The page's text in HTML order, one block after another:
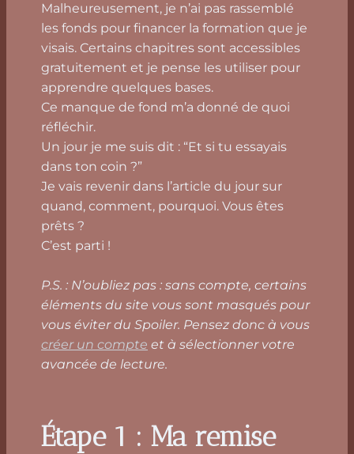
Malheureusement, je n’ai pas rassemblé
les fonds pour financer la formation que je
visais. Certains chapitres sont accessibles
gratuitement et je pense les utiliser pour
apprendre quelques bases.
Ce manque de fond m’a donné de quoi
réfléchir.
Un jour je me suis dit : “Et si tu essayais
dans ton coin ?”
Je vais revenir dans l’article du jour sur
quand, comment, pourquoi. Vous êtes
prêts ?
C’est parti !
P.S. : N’oubliez pas : sans compte, certains
éléments du site vous sont masqués pour
vous éviter du Spoiler. Pensez donc à vous
créer un compte et à sélectionner votre
avancée de lecture.
Étape 1 : Ma remise